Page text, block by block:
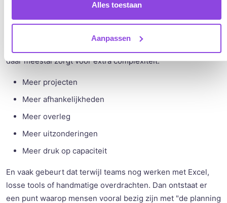
Alles toestaan
Aanpassen
interessant voor grote bedrijven
Ook zo'n hardnekkige mythe. Juist middelgrote bedrijven
daar meestal zorgt voor extra complexiteit:
Meer projecten
Meer afhankelijkheden
Meer overleg
Meer uitzonderingen
Meer druk op capaciteit
En vaak gebeurt dat terwijl teams nog werken met Excel,
losse tools of handmatige overdrachten. Dan ontstaat er
een punt waarop mensen vooral bezig zijn met "de planning